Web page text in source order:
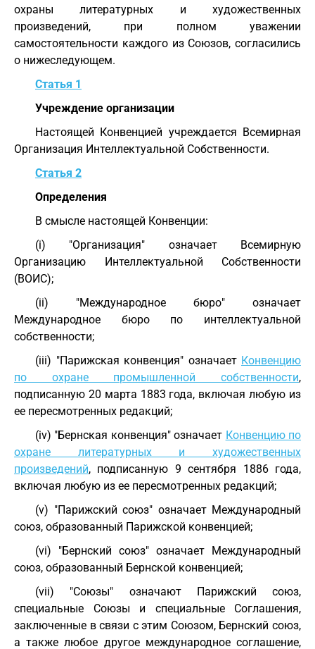
охраны литературных и художественных
произведений, при полном уважении
самостоятельности каждого из Союзов, согласились
о нижеследующем.
Статья 1
Учреждение организации
Настоящей Конвенцией учреждается Всемирная
Организация Интеллектуальной Собственности.
Статья 2
Определения
В смысле настоящей Конвенции:
(i) "Организация" означает Всемирную
Организацию Интеллектуальной Собственности
(ВОИС);
(ii) "Международное бюро" означает
Международное бюро по интеллектуальной
собственности;
(iii) "Парижская конвенция" означает Конвенцию
по охране промышленной собственности,
подписанную 20 марта 1883 года, включая любую из
ее пересмотренных редакций;
(iv) "Бернская конвенция" означает Конвенцию по
охране литературных и художественных
произведений, подписанную 9 сентября 1886 года,
включая любую из ее пересмотренных редакций;
(v) "Парижский союз" означает Международный
союз, образованный Парижской конвенцией;
(vi) "Бернский союз" означает Международный
союз, образованный Бернской конвенцией;
(vii) "Союзы" означают Парижский союз,
специальные Союзы и специальные Соглашения,
заключенные в связи с этим Союзом, Бернский союз,
а также любое другое международное соглашение,